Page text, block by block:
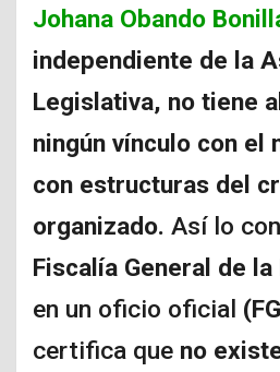
Johana Obando
independiente de la
Legislativa, no tiene
ningún vínculo con el
con estructuras del
organizado. Así lo
Fiscalía General de
en un oficio oficial
certifica que no